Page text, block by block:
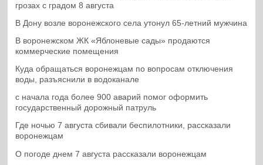
грозах с градом 8 августа
В Дону возле воронежского села утонул 65-летний мужчина
В воронежском ЖК «Яблоневые сады» продаются
коммерческие помещения
Куда обращаться воронежцам по вопросам отключения
воды, разъяснили в водоканале
с начала года более 900 аварий помог оформить
государственный дорожный патруль
Где ночью 7 августа сбивали беспилотники, рассказали
воронежцам
О погоде днем 7 августа рассказали воронежцам